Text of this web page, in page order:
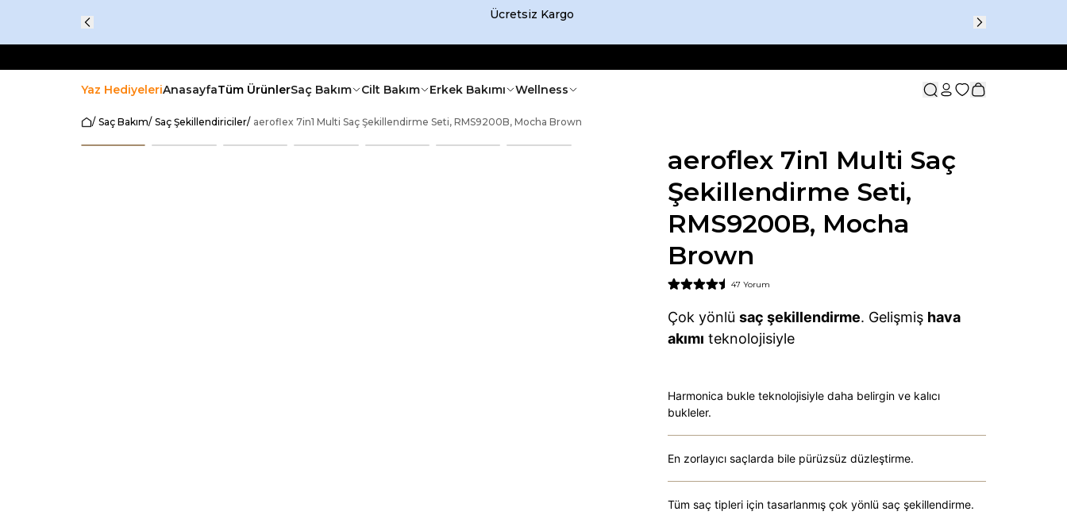
Vade Farksız
Yaz HediyeleriAnasayfaTüm ÜrünlerSaç Bakım Cilt Bakım Erkek Bakımı Wellness
/ Saç Bakım/ Saç Şekillendiriciler/ aeroflex 7in1 Multi Saç Şekillendirme Seti, RMS9200B, Mocha Brown
aeroflex 7in1 Multi Saç
Şekillendirme Seti,
RMS9200B, Mocha
Brown
47 Yorum
Çok yönlü saç şekillendirme. Gelişmiş hava
akımı teknolojisiyle
Harmonica bukle teknolojisiyle daha belirgin ve kalıcı
bukleler.
En zorlayıcı saçlarda bile pürüzsüz düzleştirme.
Tüm saç tipleri için tasarlanmış çok yönlü saç şekillendirme.